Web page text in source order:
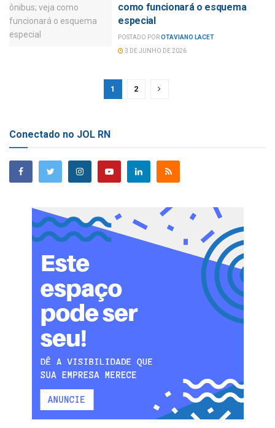
como funcionará o esquema
especial
POSTADO POROTAVIANO LACET
3 DE JUNHO DE 2026
1 2
Conectado no JOL RN